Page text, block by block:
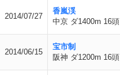
2014/07/27
香嵐渓
中京 ダ1400m 16頭
2014/06/15
宝市制
阪神 ダ1200m 16頭